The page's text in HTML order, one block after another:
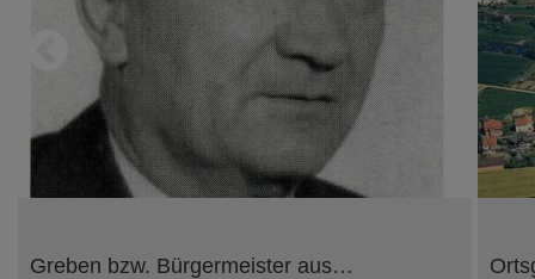
Greben bzw. Bürgermeister aus…